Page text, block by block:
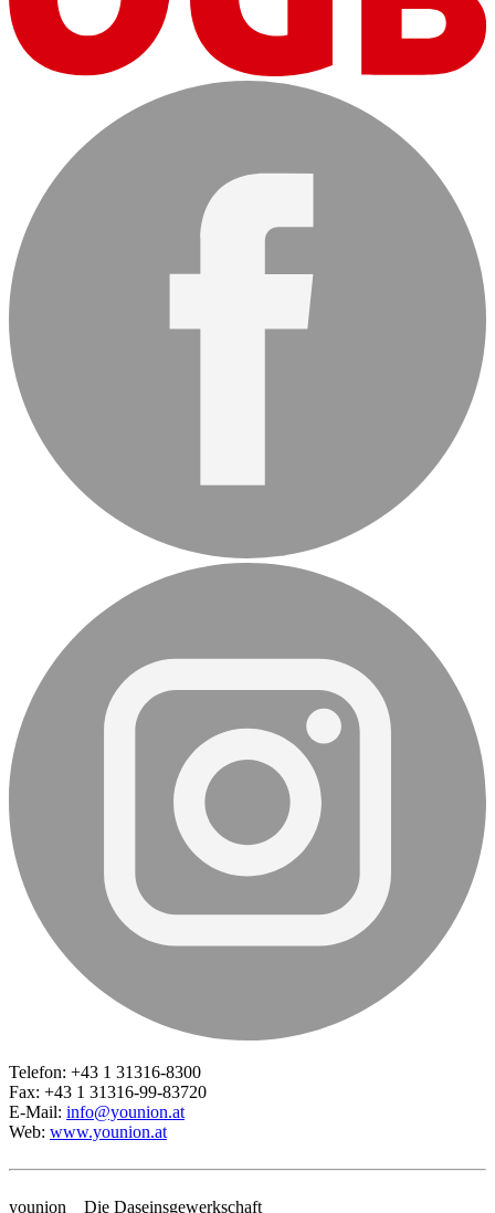
Telefon: +43 1 31316-8300
Fax: +43 1 31316-99-83720
E-Mail: info@younion.at
Web: www.younion.at
younion _ Die Daseinsgewerkschaft